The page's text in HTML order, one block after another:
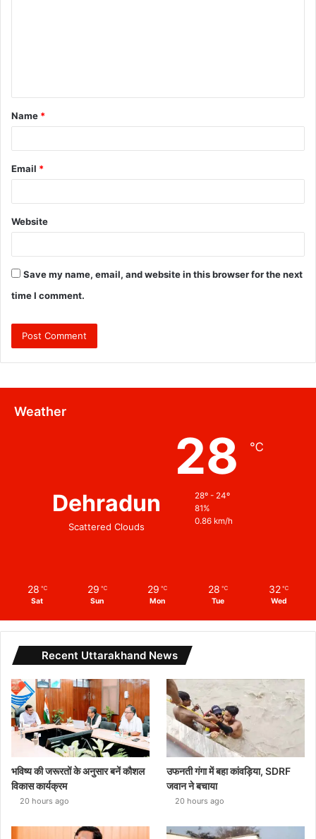
t
*
Name *
Email *
Website
Save my name, email, and website in this browser for the next
time I comment.
Weather
Dehradun
Scattered Clouds
28 ℃
28º - 24º
81%
0.86 km/h
28 ℃
Sat
29 ℃
Sun
29 ℃
Mon
28 ℃
Tue
32 ℃
Wed
Recent Uttarakhand News
भविष्य की जरूरतों के अनुसार बनें कौशल
विकास कार्यक्रम
20 hours ago
उफनती गंगा में बहा कांवड़िया, SDRF
जवान ने बचाया
20 hours ago